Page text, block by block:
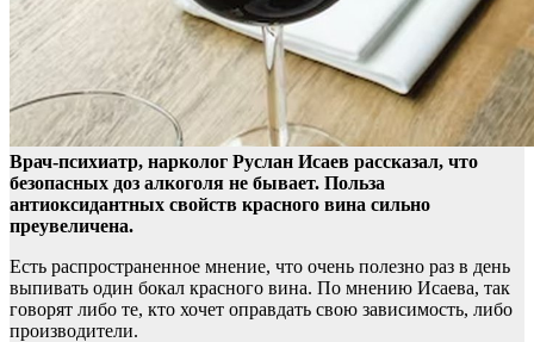
Врач-психиатр, нарколог Руслан Исаев рассказал, что
безопасных доз алкоголя не бывает. Польза
антиоксидантных свойств красного вина сильно
преувеличена.
Есть распространенное мнение, что очень полезно раз в день
выпивать один бокал красного вина. По мнению Исаева, так
говорят либо те, кто хочет оправдать свою зависимость, либо
производители.